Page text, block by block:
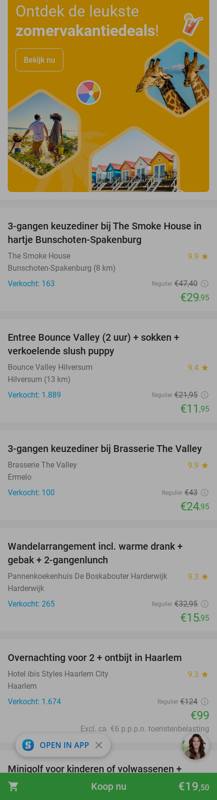
shopping_cart €19,50
Koop nu
Ontdek de leukste
zomervakantiedeals!
Bekijk nu
37%
3-gangen keuzediner bij The Smoke House in
hartje Bunschoten-Spakenburg
The Smoke House 9.9 star
Bunschoten-Spakenburg (8 km)
Verkocht: 163
Regulier €47,40
€29,95
Entree Bounce Valley (2 uur) + sokken +
verkoelende slush puppy
Bounce Valley Hilversum 9.4 star
Hilversum (13 km)
Verkocht: 1.889
Regulier €21,95
€11 ,95
42%
3-gangen keuzediner bij Brasserie The Valley
Brasserie The Valley 9.9 star
Ermelo
Verkocht: 100
Regulier €43
€24,95
Wandelarrangement incl. warme drank +
gebak + 2-gangenlunch
Pannenkoekenhuis De Boskabouter Harderwijk 9.3 star
Harderwijk
Verkocht: 265
Regulier €32,95
€15,95
Overnachting voor 2 + ontbijt in Haarlem
Hotel ibis Styles Haarlem City 9.3 star
Haarlem
Verkocht: 1.674
Regulier €124
€99
Excl. ca. €6 p.p.p.n. toeristenbelasting
39%
favorite_border
Minigolf voor kinderen of volwassenen +
broodje naar keuze + frisdrankje naar keuze
OPEN IN APP close